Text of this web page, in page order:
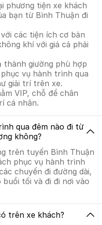
phương tiện xe khách
bạn từ Bình Thuận đi
các tiện ích cơ bản
khí với giá cả phải
thành giường phù hợp
vụ hành trình qua
giải trí trên xe.
VIP, chỗ để chân
cá nhân.
qua đêm nào đi từ
không?
trên tuyến Bình Thuận
phục vụ hành trình
chuyến đi đường dài,
tối và đi đi nơi vào
trên xe khách?